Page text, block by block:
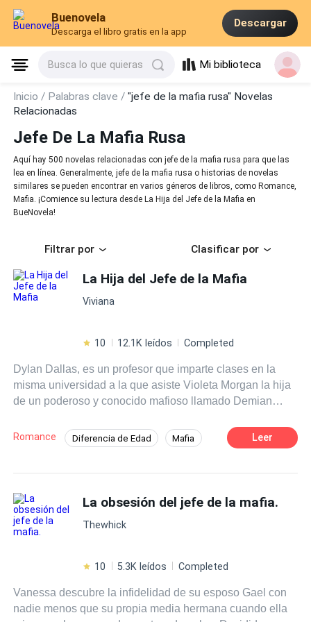
Buenovela
Descarga el libro gratis en la app
Descargar
Busca lo que quieras Mi biblioteca
Inicio / Palabras clave /"jefe de la mafia rusa" Novelas
Relacionadas
Jefe De La Mafia Rusa
Aquí hay 500 novelas relacionadas con jefe de la mafia rusa para que las
lea en línea. Generalmente, jefe de la mafia rusa o historias de novelas
similares se pueden encontrar en varios géneros de libros, como Romance,
Mafia. ¡Comience su lectura desde La Hija del Jefe de la Mafia en
BueNovela!
Filtrar por Clasificar por
La Hija del Jefe de la Mafia
Viviana
10 12.1K leídos Completed
Dylan Dallas, es un profesor que imparte clases en la
misma universidad a la que asiste Violeta Morgan la hija
de un poderoso y conocido mafioso llamado Demian
obsesión de un Morgan, o mejor dicho de la mismísima
Violeta quien se empeña en seducirlo y acosarlo sin
lección terminando por meterse entre sus piernas, pero
acaba por caer en su propio castigo quedando cautivado
por Violeta Morgan. Al principio le cuesta aceptar que
demasiado tarde para este profesor quien estaba más
Dylan estaba más que claro que para Violeta solo era un
capricho más y que sus sentimientos no eran para nada
Romance Diferencia de Edad Mafia
Poder Femenino Profesor
Romance oscuro
Leer
La obsesión del jefe de la mafia.
Thewhick
10 5.3K leídos Completed
Vanessa descubre la infidelidad de su esposo Gael con
nadie menos que su propia media hermana cuando ella